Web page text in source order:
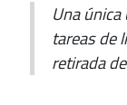
Una
tareas de
retirada